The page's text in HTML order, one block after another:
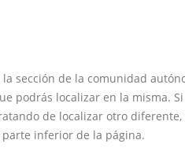
sección de la comunidad
podrás localizar en la misma.
de localizar otro
inferior de la página.